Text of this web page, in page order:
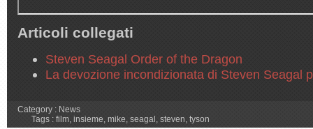
Articoli collegati
Steven Seagal Order of the Dragon
La devozione incondizionata di Steven Seagal
Category : News
Tags : film, insieme, mike, seagal , steven, tyson